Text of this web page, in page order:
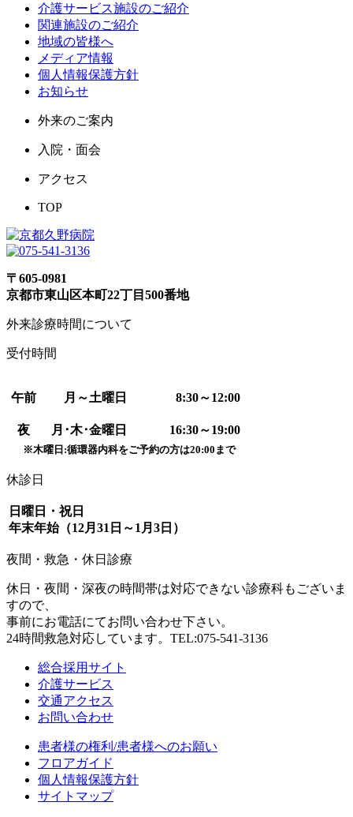
介護サービス施設のご紹介
関連施設のご紹介
地域の皆様へ
メディア情報
個人情報保護方針
お知らせ
外来のご案内
入院・面会
アクセス
TOP
〒605-0981
京都市東山区本町22丁目500番地
外来診療時間について
受付時間
午前 月～土曜日 8:30～12:00
夜 月･木･金曜日 16:30～19:00
※木曜日:循環器内科をご予約の方は20:00まで
休診日
日曜日・祝日
年末年始（12月31日～1月3日）
夜間・救急・休日診療
休日・夜間・深夜の時間帯は対応できない診療科もございま
すので、
事前にお電話にてお問い合わせ下さい。
24時間救急対応しています。TEL:075-541-3136
総合採用サイト
介護サービス
交通アクセス
お問い合わせ
患者様の権利/患者様へのお願い
フロアガイド
個人情報保護方針
サイトマップ